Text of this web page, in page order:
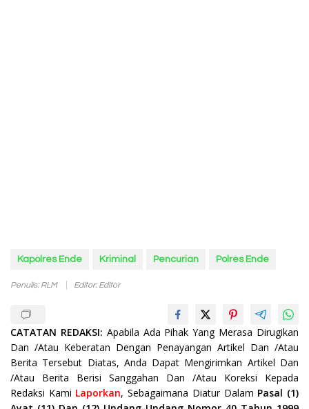
Kapolres Ende Kriminal Pencurian Polres Ende
Penulis: RLM Editor: Editor
CATATAN REDAKSI: Apabila Ada Pihak Yang Merasa Dirugikan
Dan /Atau Keberatan Dengan Penayangan Artikel Dan /Atau
Berita Tersebut Diatas, Anda Dapat Mengirimkan Artikel Dan
/Atau Berita Berisi Sanggahan Dan /Atau Koreksi Kepada
Redaksi Kami Laporkan, Sebagaimana Diatur Dalam Pasal (1)